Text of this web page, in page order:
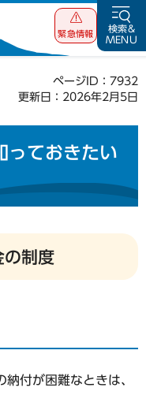
緊急情報
検索&
MENU
ページID：7932
更新日：2026年2月5日
っておきたい
の制度
付が困難なときは、